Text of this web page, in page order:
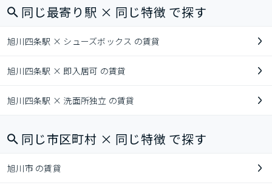
同じ最寄り駅 × 同じ特徴 で探す
旭川四条駅 × シューズボックス の賃貸
旭川四条駅 × 即入居可 の賃貸
旭川四条駅 × 洗面所独立 の賃貸
同じ市区町村 × 同じ特徴 で探す
旭川市 の賃貸